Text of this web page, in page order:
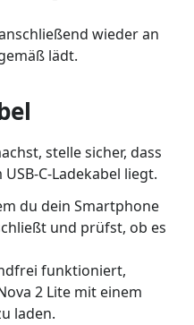
wieder an
lädt.
stelle sicher, dass
C-Ladekabel liegt.
du dein Smartphone
und prüfst, ob es
funktioniert,
2 Lite mit einem
laden.